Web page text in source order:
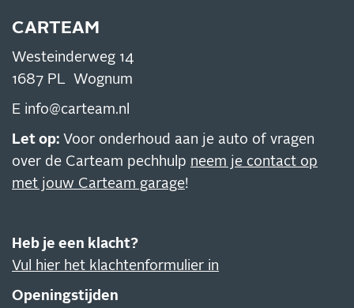
CARTEAM
Westeinderweg 14
1687 PL Wognum
E info@carteam.nl
Let op: Voor onderhoud aan je auto of vragen
over de Carteam pechhulp neem je contact op
met jouw Carteam garage!
Heb je een klacht?
Vul hier het klachtenformulier in
Openingstijden